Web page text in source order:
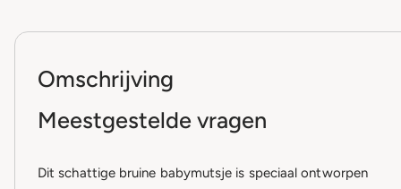
Omschrijving
Meestgestelde vragen
Dit schattige bruine babymutsje is speciaal ontworpen